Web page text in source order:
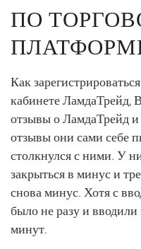
ПО
Как
кабинете ЛамдаТрейд,
отзывы о ЛамдаТрейд
отзывы они сами себе
столкнулся с ними. У
закрыться в минус и
снова минус. Хотя с
было не разу и
минут.